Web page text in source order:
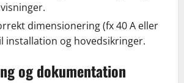
dimensionering (fx 40 A eller
installation og hovedsikringer.
og dokumentation